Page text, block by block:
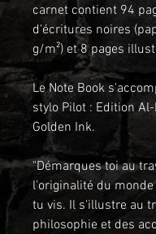
carnet contient 94
d'écritures noires
g/m²) et 8 pages
Le Note Book
stylo Pilot : Edition
Golden Ink.
"Démarques toi au
l'originalité du
tu vis. Il s'illustre au
philosophie et des